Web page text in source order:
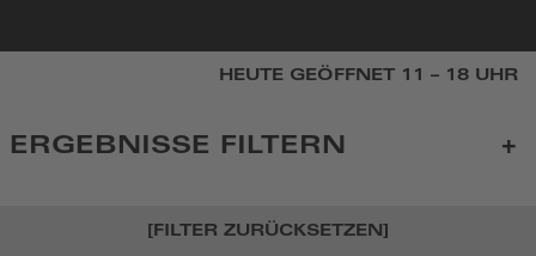
HEUTE GEÖFFNET 11 – 18 UHR
ERGEBNISSE FILTERN
[FILTER ZURÜCKSETZEN]